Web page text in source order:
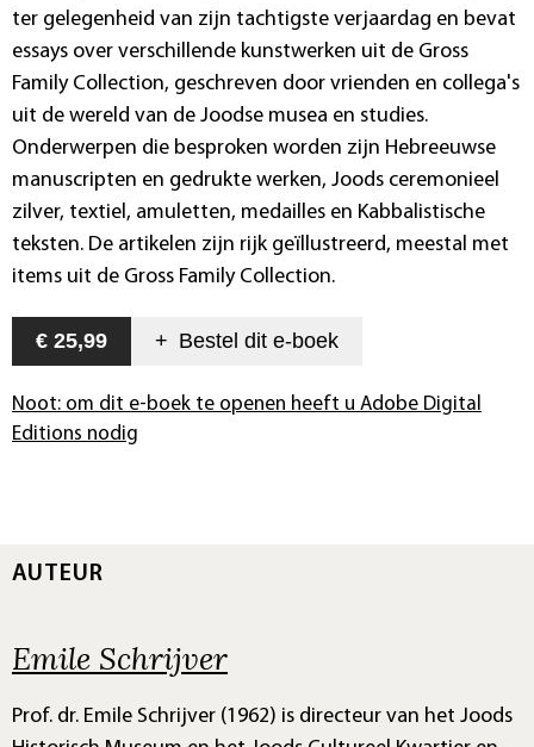
ter gelegenheid van zijn tachtigste verjaardag en bevat
essays over verschillende kunstwerken uit de Gross
Family Collection, geschreven door vrienden en collega's
uit de wereld van de Joodse musea en studies.
Onderwerpen die besproken worden zijn Hebreeuwse
manuscripten en gedrukte werken, Joods ceremonieel
zilver, textiel, amuletten, medailles en Kabbalistische
teksten. De artikelen zijn rijk geïllustreerd, meestal met
items uit de Gross Family Collection.
€ 25,99 + Bestel dit e-boek
Noot: om dit e-boek te openen heeft u Adobe Digital
Editions nodig
AUTEUR
Emile Schrijver
Prof. dr. Emile Schrijver (1962) is directeur van het Joods